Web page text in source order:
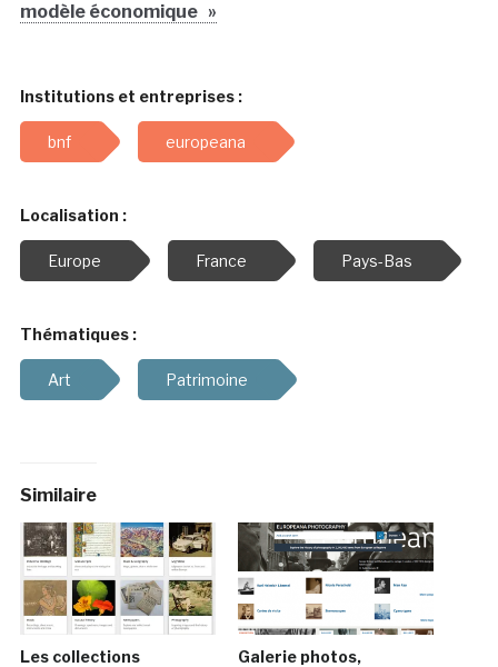
modèle économique »
Institutions et entreprises :
bnf europeana
Localisation :
Europe France Pays-Bas
Thématiques :
Art Patrimoine
Similaire
Les collections
Galerie photos,